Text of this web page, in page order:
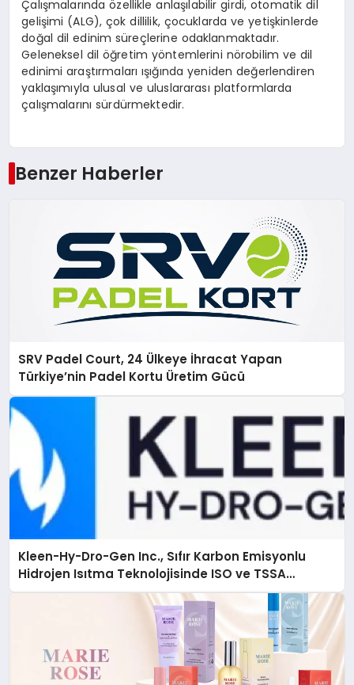
Çalışmalarında özellikle anlaşılabilir girdi, otomatik dil
gelişimi (ALG), çok dillilik, çocuklarda ve yetişkinlerde
doğal dil edinim süreçlerine odaklanmaktadır.
Geleneksel dil öğretim yöntemlerini nörobilim ve dil
edinimi araştırmaları ışığında yeniden değerlendiren
yaklaşımıyla ulusal ve uluslararası platformlarda
çalışmalarını sürdürmektedir.
Benzer Haberler
SRV Padel Court, 24 Ülkeye İhracat Yapan
Türkiye’nin Padel Kortu Üretim Gücü
Kleen-Hy-Dro-Gen Inc., Sıfır Karbon Emisyonlu
Hidrojen Isıtma Teknolojisinde ISO ve TSSA
Düzenleyici Onaylarını Aldı